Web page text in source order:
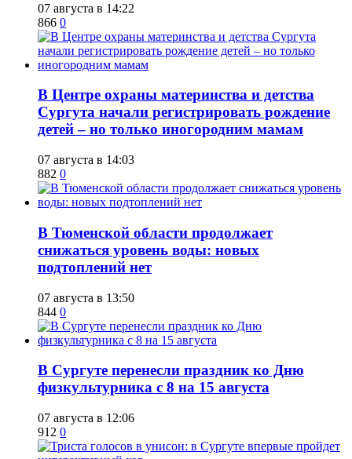
07 августа в 14:22
866 0
​В Центре охраны материнства и детства
Сургута начали регистрировать рождение
детей – но только иногородним мамам
07 августа в 14:03
882 0
​В Тюменской области продолжает
снижаться уровень воды: новых
подтоплений нет
07 августа в 13:50
844 0
​В Сургуте перенесли праздник ко Дню
физкультурника с 8 на 15 августа
07 августа в 12:06
912 0